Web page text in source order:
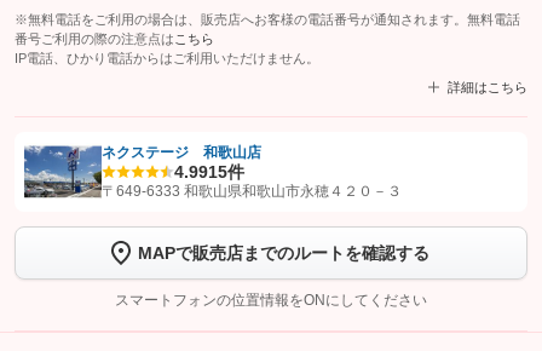
※無料電話をご利用の場合は、販売店へお客様の電話番号が通知されます。無料電話
番号ご利用の際の注意点は こちら
IP電話、ひかり電話からはご利用いただけません。
詳細はこちら
【STEP1】認証画面でグーネットを友だち追加してから「許可する」ボタンを押
トーク画面で
ボタンをタップして問い合わせを
完了してください。
こちら
ネクステージ 和歌山店
4.9915件
〒649-6333 和歌山県和歌山市永穂４２０－３
MAPで販売店までのルートを確認する
スマートフォンの位置情報をONにしてください